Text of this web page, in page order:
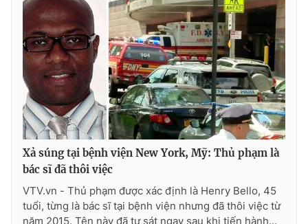
VTV Money VTV Thể thao
VTV Sức khoẻ Bất động sản
Thị trường 24h Tấm lòng Việt
VTV4 Vươn mình bằng AI
VTV9
Liên hệ tòa soạn English
Xả súng tại bệnh viện New York, Mỹ: Thủ phạm là
bác sĩ đã thôi việc
VTV.vn - Thủ phạm được xác định là Henry Bello, 45
tuổi, từng là bác sĩ tại bệnh viện nhưng đã thôi việc từ
năm 2015. Tên này đã tự sát ngay sau khi tiến hành...